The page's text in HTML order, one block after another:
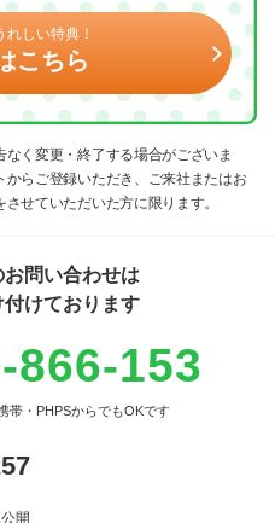
しい特典！
こちら
く変更・終了する場合がございま
らご登録いただき、ご来社またはお
せていただいた方に限ります。
問い合わせは
けております
866-153
帯・PHPSからでもOKです
開